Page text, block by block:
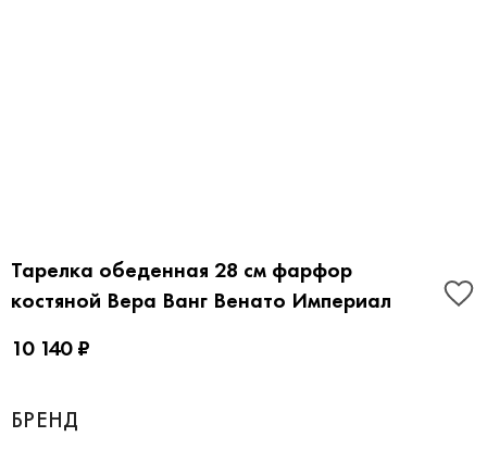
Тарелка обеденная 28 см фарфор
костяной Вера Ванг Венато Империал
10 140 ₽
БРЕНД